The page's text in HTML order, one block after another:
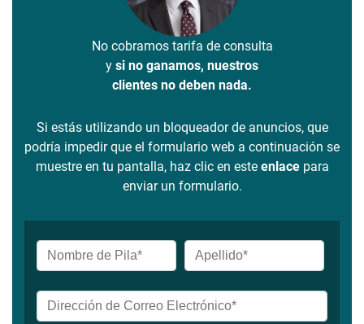
No cobramos tarifa de consulta
y si no ganamos, nuestros
clientes no deben nada.
Si estás utilizando un bloqueador de anuncios, que
podría impedir que el formulario web a continuación se
muestre en tu pantalla, haz clic en este enlacepara
enviar un formulario.